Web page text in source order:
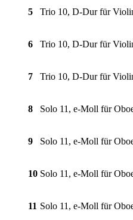
5 Trio 10, D-Dur für
6 Trio 10, D-Dur für
7 Trio 10, D-Dur für
8 Solo 11, e-Moll für
9 Solo 11, e-Moll für
10 Solo 11, e-Moll für
11 Solo 11, e-Moll für